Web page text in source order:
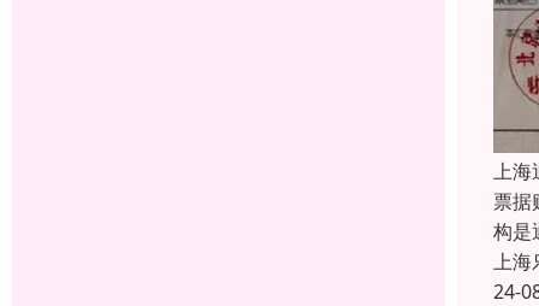
上海
票据
构是
上海
24-